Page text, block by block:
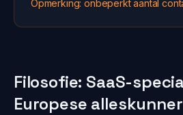
Opmerking: onbeperkt aantal
Filosofie: SaaS-
Europese alleskunner